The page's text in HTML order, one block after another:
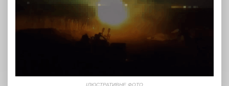
ІЛЮСТРАТИВНЕ ФОТО